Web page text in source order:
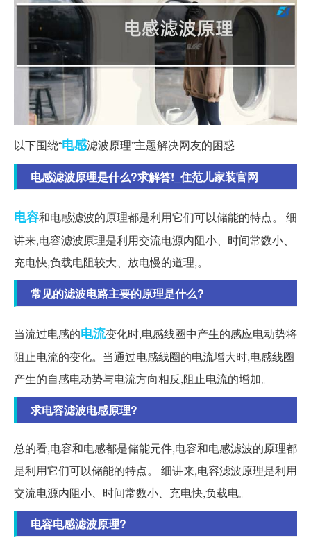
以下围绕“电感滤波原理”主题解决网友的困惑
电感滤波原理是什么?求解答!_住范儿家装官网
电容和电感滤波的原理都是利用它们可以储能的特点。 细
讲来,电容滤波原理是利用交流电源内阻小、时间常数小、
充电快,负载电阻较大、放电慢的道理,。
常见的滤波电路主要的原理是什么?
当流过电感的电流变化时,电感线圈中产生的感应电动势将
阻止电流的变化。当通过电感线圈的电流增大时,电感线圈
产生的自感电动势与电流方向相反,阻止电流的增加。
求电容滤波电感原理?
总的看,电容和电感都是储能元件,电容和电感滤波的原理都
是利用它们可以储能的特点。 细讲来,电容滤波原理是利用
交流电源内阻小、时间常数小、充电快,负载电。
电容电感滤波原理?